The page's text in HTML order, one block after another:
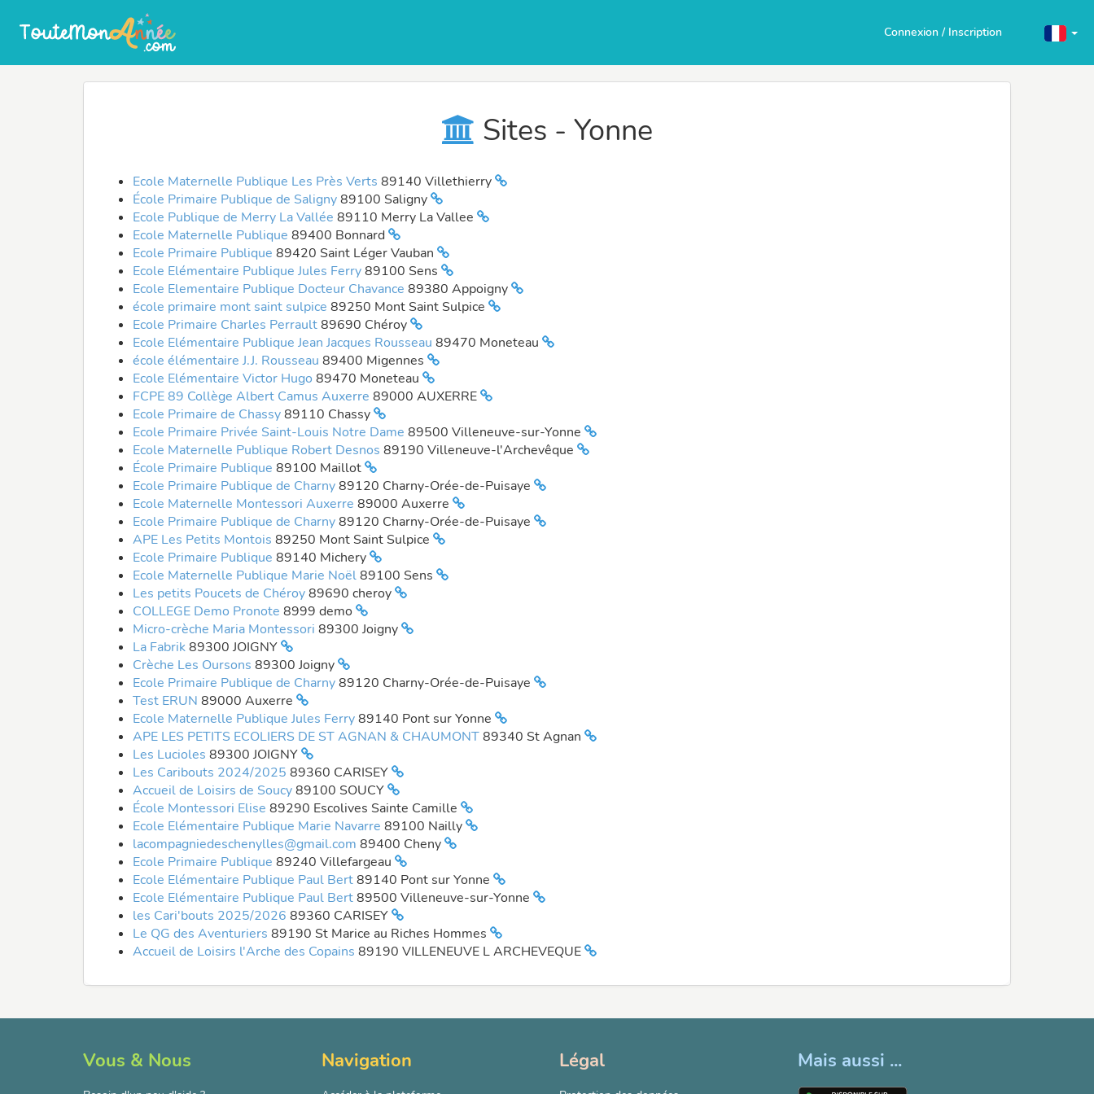
Connexion / Inscription
Sites - Yonne
Ecole Maternelle Publique Les Près Verts 89140 Villethierry
École Primaire Publique de Saligny89100 Saligny
Ecole Publique de Merry La Vallée 89110 Merry La Vallee
Ecole Maternelle Publique 89400 Bonnard
Ecole Primaire Publique 89420 Saint Léger Vauban
Ecole Elémentaire Publique Jules Ferry89100 Sens
Ecole Elementaire Publique Docteur Chavance 89380 Appoigny
école primaire mont saint sulpice 89250 Mont Saint Sulpice
Ecole Primaire Charles Perrault89690 Chéroy
Ecole Elémentaire Publique Jean Jacques Rousseau 89470 Moneteau
école élémentaire J.J. Rousseau 89400 Migennes
Ecole Elémentaire Victor Hugo 89470 Moneteau
FCPE 89 Collège Albert Camus Auxerre 89000 AUXERRE
Ecole Primaire de Chassy89110 Chassy
Ecole Primaire Privée Saint-Louis Notre Dame 89500 Villeneuve-sur-Yonne
Ecole Maternelle Publique Robert Desnos 89190 Villeneuve-l'Archevêque
École Primaire Publique 89100 Maillot
Ecole Primaire Publique de Charny89120 Charny-Orée-de-Puisaye
Ecole Maternelle Montessori Auxerre 89000 Auxerre
Ecole Primaire Publique de Charny89120 Charny-Orée-de-Puisaye
APE Les Petits Montois 89250 Mont Saint Sulpice
Ecole Primaire Publique 89140 Michery
Ecole Maternelle Publique Marie Noël89100 Sens
Les petits Poucets de Chéroy89690 cheroy
COLLEGE Demo Pronote 8999 demo
Micro-crèche Maria Montessori 89300 Joigny
La Fabrik89300 JOIGNY
Crèche Les Oursons 89300 Joigny
Ecole Primaire Publique de Charny89120 Charny-Orée-de-Puisaye
Test ERUN 89000 Auxerre
Ecole Maternelle Publique Jules Ferry89140 Pont sur Yonne
APE LES PETITS ECOLIERS DE ST AGNAN & CHAUMONT89340 St Agnan
Les Lucioles 89300 JOIGNY
Les Caribouts 2024/2025 89360 CARISEY
Accueil de Loisirs de Soucy89100 SOUCY
École Montessori Elise 89290 Escolives Sainte Camille
Ecole Elémentaire Publique Marie Navarre 89100 Nailly
lacompagniedeschenylles@gmail.com 89400 Cheny
Ecole Primaire Publique 89240 Villefargeau
Ecole Elémentaire Publique Paul Bert89140 Pont sur Yonne
Ecole Elémentaire Publique Paul Bert89500 Villeneuve-sur-Yonne
les Cari'bouts 2025/2026 89360 CARISEY
Le QG des Aventuriers 89190 St Marice au Riches Hommes
Accueil de Loisirs l'Arche des Copains 89190 VILLENEUVE L ARCHEVEQUE
Vous & Nous Navigation Légal Mais aussi ...